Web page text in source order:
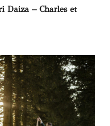
Daiza – Charles et